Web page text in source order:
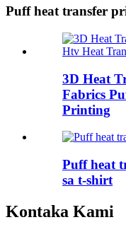
Puff heat transfer
3D Heat
Fabrics
Printing
Puff heat
sa t-shirt
Kontaka Kami